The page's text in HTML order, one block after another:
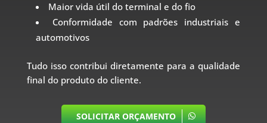
Maior vida útil do terminal e do fio
Conformidade com padrões industriais e
automotivos
Tudo isso contribui diretamente para a qualidade
final do produto do cliente.
SOLICITAR ORÇAMENTO